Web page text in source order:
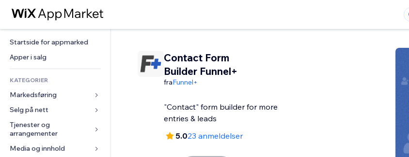
Startside for appmarked
Apper i salg
KATEGORIER
Markedsføring
Annonser
Mobil
Analyser
Sosiale medier
Selg på nett
Apper for butikker
Frakt og levering
Selg-knapper
Tjenester og
arrangementer
Hoteller
Media og innhold
Contact Form
Builder Funnel+
fraFunnel+
"Contact" form builder for more
entries & leads
5.023 anmeldelser